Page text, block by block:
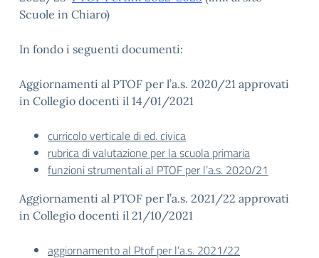
Scuole in Chiaro)
In fondo i seguenti documenti:
Aggiornamenti al PTOF per l’a.s. 2020/21 approvati
in Collegio docenti il 14/01/2021
curricolo verticale di ed. civica
rubrica di valutazione per la scuola primaria
funzioni strumentali al PTOF per l’a.s. 2020/21
Aggiornamenti al PTOF per l’a.s. 2021/22 approvati
in Collegio docenti il 21/10/2021
aggiornamento al Ptof per l’a.s. 2021/22